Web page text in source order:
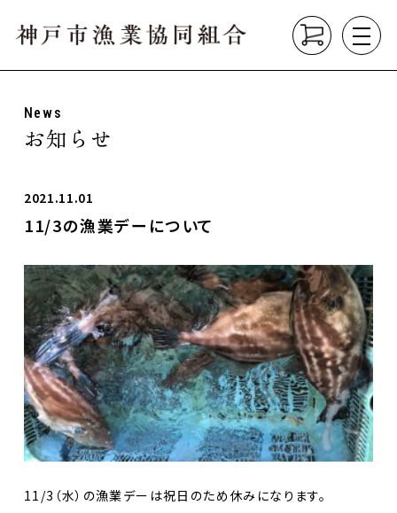
About
Product こだわり商品
Market
直売所
垂水漁港食堂
News
お知らせ
イベント
直売所のお知らせ
個人情報保護方針
News
お知らせ
2021.11.01
11/3の漁業デーについて
11/3（水）の漁業デーは祝日のため休みになります。